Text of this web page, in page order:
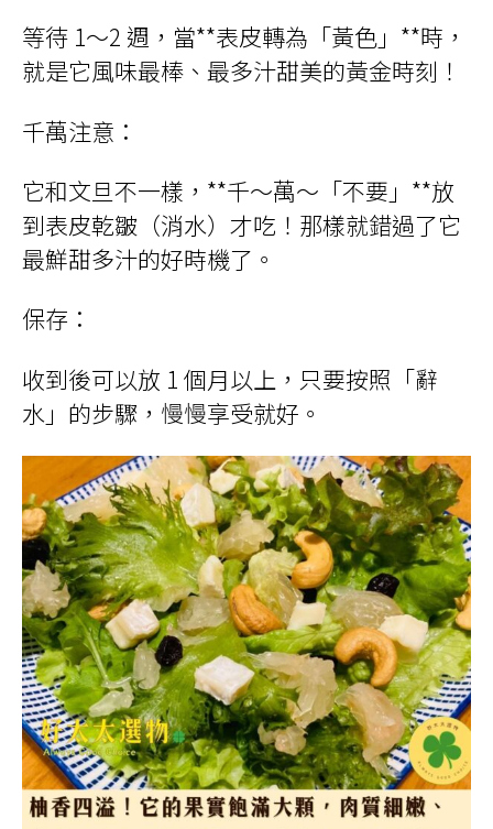
等待 1～2 週，當**表皮轉為「黃色」**時，
就是它風味最棒、最多汁甜美的黃金時刻！
千萬注意：
它和文旦不一樣，**千～萬～「不要」**放
到表皮乾皺（消水）才吃！那樣就錯過了它
最鮮甜多汁的好時機了。
保存：
收到後可以放 1 個月以上，只要按照「辭
水」的步驟，慢慢享受就好。